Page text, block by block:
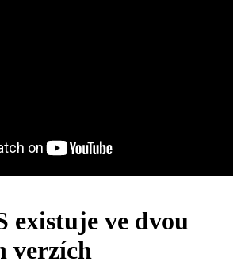
existuje ve dvou
verzích